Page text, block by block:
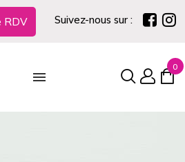
RDV Suivez-nous sur :
0